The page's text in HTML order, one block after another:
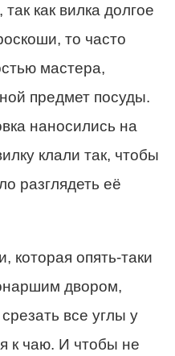
как вилка долгое
то часто
мастера,
предмет посуды.
наносились на
клали так, чтобы
разглядеть её
которая опять-таки
двором,
все углы у
к чаю. И чтобы не